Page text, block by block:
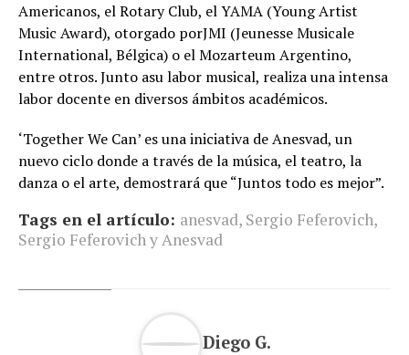
Americanos, el Rotary Club, el YAMA (Young Artist
Music Award), otorgado porJMI (Jeunesse Musicale
International, Bélgica) o el Mozarteum Argentino,
entre otros. Junto asu labor musical, realiza una intensa
labor docente en diversos ámbitos académicos.
‘Together We Can’ es una iniciativa de Anesvad, un
nuevo ciclo donde a través de la música, el teatro, la
danza o el arte, demostrará que “Juntos todo es mejor”.
Tags en el artículo: anesvad, Sergio Feferovich,
Sergio Feferovich y Anesvad
Diego G.